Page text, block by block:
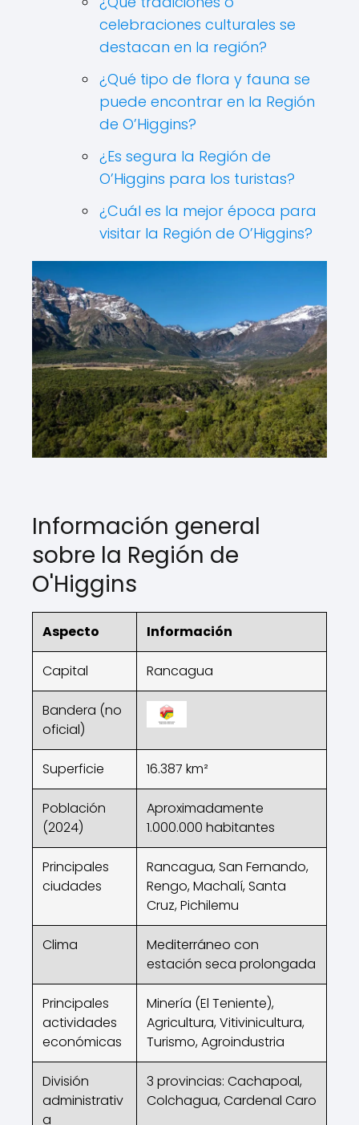
celebraciones culturales se
destacan en la región?
¿Qué tipo de flora y fauna se
puede encontrar en la Región
de O’Higgins?
¿Es segura la Región de
O’Higgins para los turistas?
¿Cuál es la mejor época para
visitar la Región de O’Higgins?
Información general
sobre la Región de
O'Higgins
Aspecto Información
Capital Rancagua
Bandera (no
oficial)
Superficie 16.387 km²
Población
(2024)
Aproximadamente
1.000.000 habitantes
Principales
ciudades
Rancagua, San Fernando,
Rengo, Machalí, Santa
Cruz, Pichilemu
Clima
Mediterráneo con
estación seca prolongada
Principales
actividades
económicas
Minería (El Teniente),
Agricultura, Vitivinicultura,
Turismo, Agroindustria
División
administrativ
a
3 provincias: Cachapoal,
Colchagua, Cardenal Caro